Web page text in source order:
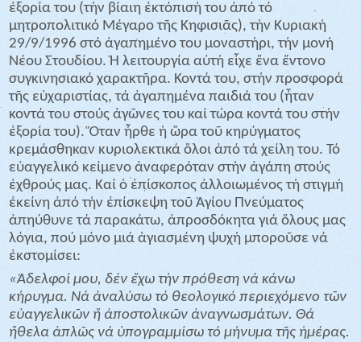
ἐξορία του (τήν βίαιη ἐκτόπισή του ἀπό τό
μητροπολιτικό Μέγαρο τῆς Κηφισιᾶς), τήν Κυριακή
29/9/1996 στό ἀγαπημένο του μοναστήρι, τήν μονή
Νέου Στουδίου. Ἡ λειτουργία αὐτή εἶχε ἕνα ἔντονο
συγκινησιακό χαρακτῆρα. Κοντά του, στήν προσφορά
τῆς εὐχαριστίας, τά ἀγαπημένα παιδιά του (ἦταν
κοντά του στούς ἀγῶνες του καί τώρα κοντά του στήν
ἐξορία του). Ὅταν ἦρθε ἡ ὥρα τοῦ κηρύγματος
κρεμάσθηκαν κυριολεκτικά ὅλοι ἀπό τά χείλη του. Τό
εὐαγγελικό κείμενο ἀναφερόταν στήν ἀγάπη στούς
ἐχθρούς μας. Καί ὁ ἐπίσκοπος ἀλλοιωμένος τή στιγμή
ἐκείνη ἀπό τήν ἐπίσκεψη τοῦ Ἁγίου Πνεύματος
ἀπηύθυνε τά παρακάτω, ἀπροσδόκητα γιά ὅλους μας
λόγια, πού μόνο μιά ἁγιασμένη ψυχή μποροῦσε νά
ἐκστομίσει:
«Ἀδελφοί μου, δέν ἔχω τήν πρόθεση νά κάνω
κήρυγμα. Νά ἀναλύσω τό θεολογικό περιεχόμενο τῶν
εὐαγγελικῶν ἤ ἀποστολικῶν ἀναγνωσμάτων. Θά
ἤθελα ἁπλῶς νά ὑπογραμμίσω τό μήνυμα τῆς ἡμέρας.